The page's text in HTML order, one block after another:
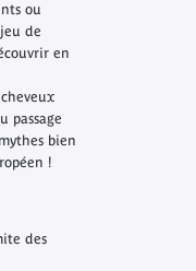
ou
de
en
passage
bien
!
des